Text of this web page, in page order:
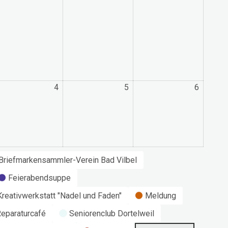
4 5 6
Verein Bad Vilbel
Feierabendsuppe
"Nadel und Faden"
Meldung
Seniorenclub Dortelweil